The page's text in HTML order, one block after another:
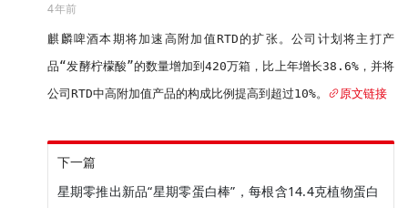
4年前
麒麟啤酒本期将加速高附加值RTD的扩张。公司计划将主打产
品“发酵柠檬酸”的数量增加到420万箱，比上年增长38.6%，并将
公司RTD中高附加值产品的构成比例提高到超过10%。
原文链接
下一篇
星期零推出新品“星期零蛋白棒”，每根含14.4克植物蛋白